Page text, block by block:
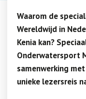
Waarom de
Wereldwijd in
Kenia kan?
Onderwatersport
samenwerking
unieke lezersreis